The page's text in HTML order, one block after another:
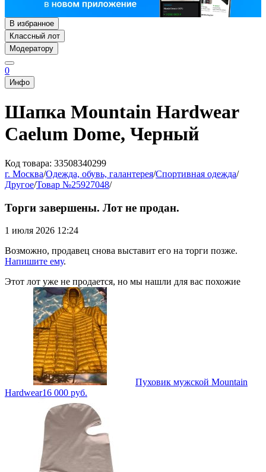
В избранное
Классный лот
Модератору
0
Инфо
Шапка Mountain Hardwear
Caelum Dome, Черный
Код товара: 33508340299
г. Москва/Одежда, обувь, галантерея/Спортивная одежда/
Другое/Товар №25927048/
Торги завершены. Лот не продан.
1 июля 2026 12:24
Возможно, продавец снова выставит его на торги позже.
Напишите ему.
Этот лот уже не продается, но мы нашли для вас похожие
Пуховик мужской Mountain
Hardwear16 000 руб.